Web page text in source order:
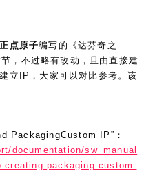
正点原子编写的《达芬奇之
，不过略有改动，且由直接建
立IP，大家可以对比参考。该
PackagingCustom IP”：
documentation/sw_manual
creating-packaging-custom-